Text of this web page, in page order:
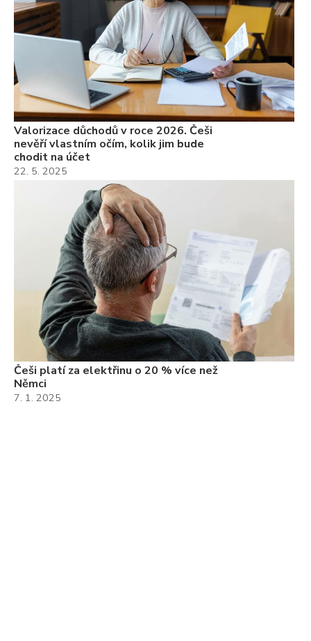
Valorizace důchodů v roce 2026. Češi
nevěří vlastním očím, kolik jim bude
chodit na účet
22. 5. 2025
Češi platí za elektřinu o 20 % více než
Němci
7. 1. 2025